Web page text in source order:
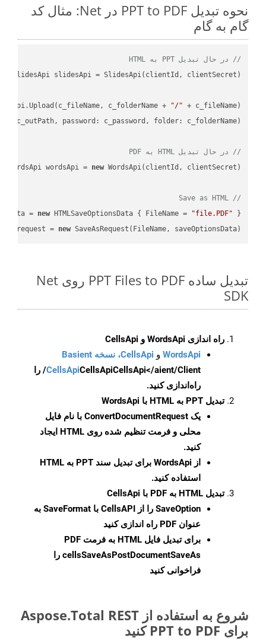
نحوه تبدیل PPT to PDF در Net: مثال کد
گام به گام
// در حال تبدیل PPT به HTML
c_folderName +
"/"
, c_outPath, password : c_password, folder
// در حال تبدیل HTML به PDF
WordsApi wordsApi = new
// Save as HTML
= new HTMLSaveOptionsData { FileName = "file.PDF" };
request = new SaveAsRequest(FileName, saveOptionsData);
تبدیل ساده PPT Files to PDF روی Net
SDK
راه اندازی WordsApi و CellsApi
WordsApi و CellsApi، نسخه Basient
CellsApiCellsApi
CellsApi</aient/Client/ را
راه‌اندازی کنید.
تبدیل PPT به HTML با WordsApi
یک ConvertDocumentRequest با نام فایل
محلی و فرمت تنظیم شده روی HTML ایجاد
کنید.
از WordsApi برای تبدیل سند PPT به HTML
استفاده کنید.
تبدیل HTML به PDF با CellsApi
SaveOption
را از CellsAPI با SaveFormat به
عنوان PDF راه اندازی کنید
برای تبدیل فایل HTML به فرمت
PDF
cellsSaveAsPostDocumentSaveAs را
فراخوانی کنید
شروع به استفاده از Aspose.Total REST
برای PPT to PDF کنید